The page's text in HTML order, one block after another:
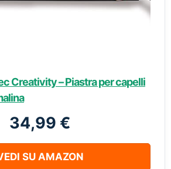
Creativity – Piastra per capelli
34,99 €
SU AMAZON